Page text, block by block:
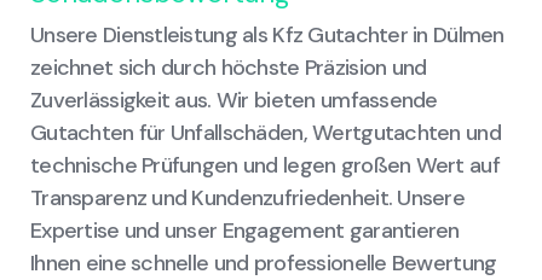
Unsere Dienstleistung als Kfz Gutachter in Dülmen
zeichnet sich durch höchste Präzision und
Zuverlässigkeit aus. Wir bieten umfassende
Gutachten für Unfallschäden, Wertgutachten und
technische Prüfungen und legen großen Wert auf
Transparenz und Kundenzufriedenheit. Unsere
Expertise und unser Engagement garantieren
Ihnen eine schnelle und professionelle Bewertung